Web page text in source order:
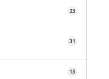
23
31
13